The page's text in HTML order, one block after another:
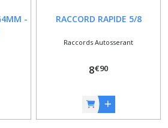
-
RACCORD RAPIDE 5/8
Raccords Autosserant
8€90